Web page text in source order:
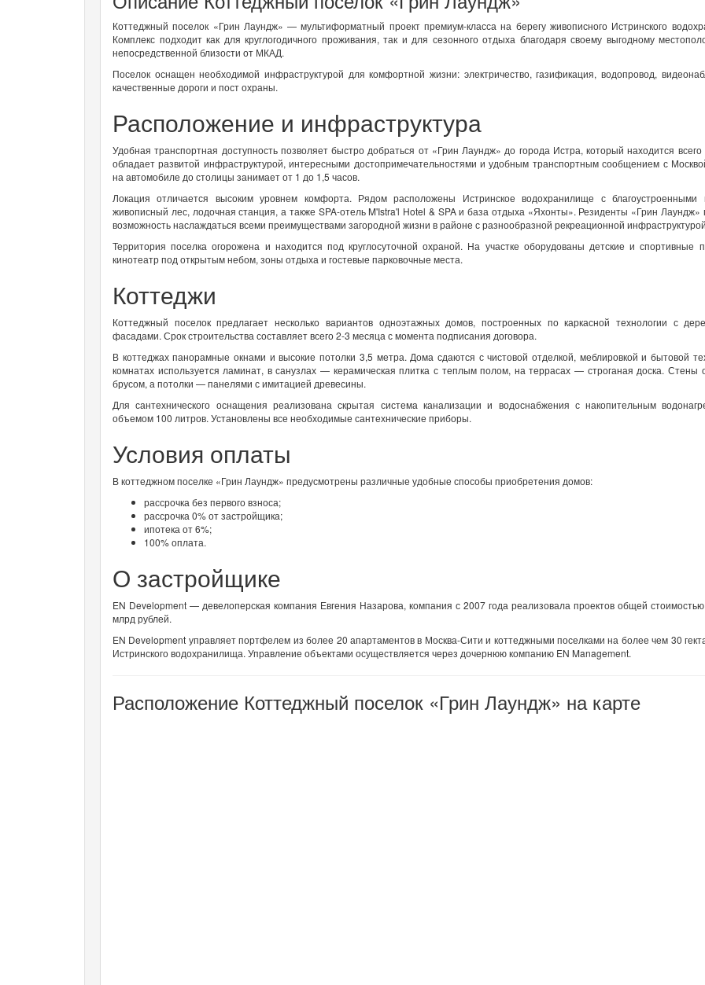
Коттеджный поселок «Грин Лаундж» — мультиформатный проект премиум-класса на берегу живописного Истринского
Комплекс подходит как для круглогодичного проживания, так и для сезонного отдыха благодаря своему выгодному
непосредственной близости от МКАД.
Поселок оснащен необходимой инфраструктурой для комфортной жизни: электричество, газификация, водопровод,
качественные дороги и пост охраны.
Расположение и инфраструктура
Удобная транспортная доступность позволяет быстро добраться от «Грин Лаундж» до города Истра, который находится
обладает развитой инфраструктурой, интересными достопримечательностями и удобным транспортным сообщением с
на автомобиле до столицы занимает от 1 до 1,5 часов.
Локация отличается высоким уровнем комфорта. Рядом расположены Истринское водохранилище с благоустроенными
живописный лес, лодочная станция, а также SPA-отель M'Istra'l Hotel & SPA и база отдыха «Яхонты». Резиденты «Грин Лаундж»
возможность наслаждаться всеми преимуществами загородной жизни в районе с разнообразной рекреационной
Территория поселка огорожена и находится под круглосуточной охраной. На участке оборудованы детские и спортивные
кинотеатр под открытым небом, зоны отдыха и гостевые парковочные места.
Коттеджи
Коттеджный поселок предлагает несколько вариантов одноэтажных домов, построенных по каркасной технологии с
фасадами. Срок строительства составляет всего 2-3 месяца с момента подписания договора.
В коттеджах панорамные окнами и высокие потолки 3,5 метра. Дома сдаются с чистовой отделкой, меблировкой и бытовой
комнатах используется ламинат, в санузлах — керамическая плитка с теплым полом, на террасах — строганая доска. Стены
брусом, а потолки — панелями с имитацией древесины.
Для сантехнического оснащения реализована скрытая система канализации и водоснабжения с накопительным
объемом 100 литров. Установлены все необходимые сантехнические приборы.
Условия оплаты
В коттеджном поселке «Грин Лаундж» предусмотрены различные удобные способы приобретения домов:
рассрочка без первого взноса;
рассрочка 0% от застройщика;
ипотека от 6%;
100% оплата.
О застройщике
EN Development — девелоперская компания Евгения Назарова, компания с 2007 года реализовала проектов общей
млрд рублей.
EN Development управляет портфелем из более 20 апартаментов в Москва-Сити и коттеджными поселками на более чем 30
Истринского водохранилища. Управление объектами осуществляется через дочернюю компанию EN Management.
Расположение Коттеджный поселок «Грин Лаундж» на карте